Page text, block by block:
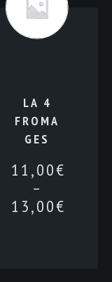
LA 4
FROMA
GES
11,00€
–
13,00€